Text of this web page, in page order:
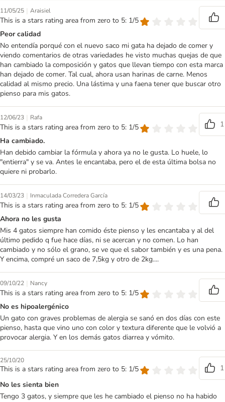
11/05/25 | Araisiel
This is a stars rating area from zero to 5: 1/5
Peor calidad
No entendía porqué con el nuevo saco mi gata ha dejado de comer y
viendo comentarios de otras variedades he visto muchas quejas de que
han cambiado la composición y gatos que llevan tiempo con esta marca
han dejado de comer. Tal cual, ahora usan harinas de carne. Menos
calidad al mismo precio. Una lástima y una faena tener que buscar otro
pienso para mis gatos.
12/06/23 | Rafa
This is a stars rating area from zero to 5: 1/5
1
Ha cambiado.
Han debido cambiar la fórmula y ahora ya no le gusta. Lo huele, lo
"entierra" y se va. Antes le encantaba, pero el de esta última bolsa no
quiere ni probarlo.
14/03/23 | Inmaculada Corredera García
This is a stars rating area from zero to 5: 1/5
Ahora no les gusta
Mis 4 gatos siempre han comido éste pienso y les encantaba y al del
último pedido q fue hace días, ni se acercan y no comen. Lo han
cambiado y no sólo el grano, se ve que el sabor también y es una pena.
Y encima, compré un saco de 7,5kg y otro de 2kg....
09/10/22 | Nancy
This is a stars rating area from zero to 5: 1/5
No es hipoalergénico
Un gato con graves problemas de alergia se sanó en dos días con este
pienso, hasta que vino uno con color y textura diferente que le volvió a
provocar alergia. Y en los demás gatos diarrea y vómito.
25/10/20
This is a stars rating area from zero to 5: 1/5
1
No les sienta bien
Tengo 3 gatos, y siempre que les he cambiado el pienso no ha habido